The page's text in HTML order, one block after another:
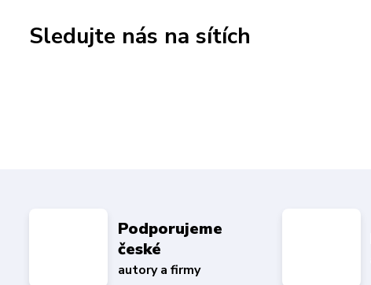
Sledujte nás na sítích
Podporujeme
české
autory a firmy